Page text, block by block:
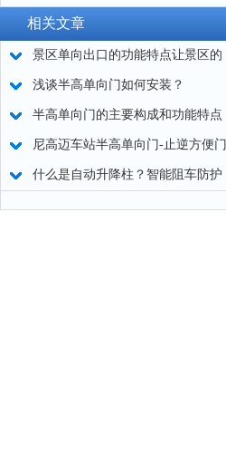
相关文章
景区单向出口的功能特点让景区的
行人出入口管理更加便捷
浅谈半高单向门如何安装？
半高单向门的主要构成和功能特点
尼高迈车站半高单向门-止逆方便门
什么是自动升降柱？智能阻车防护